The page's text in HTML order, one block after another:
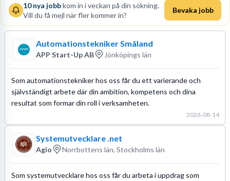
10nya jobbkom in i veckan på din sökning.
Vill du få mejl när fler kommer in?
Bevaka jobb
Automationstekniker Småland
APP Start-Up AB Jönköpings län
Som automationstekniker hos oss får du ett varierande och
självständigt arbete där din ambition, kompetens och dina
resultat som formar din roll i verksamheten.
2026-08-14
Systemutvecklare .net
Agio Norrbottens län, Stockholms län
Som systemutvecklare hos oss får du arbeta i uppdrag som